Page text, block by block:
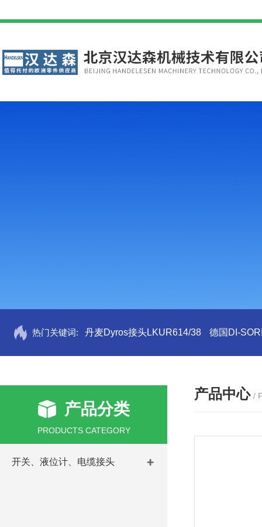
热门关键词: 丹麦Dyros接头LKUR614/38 德国DI-
产品分类
PRODUCTS CATEGORY
开关、液位计、电缆接头
产品中心 /